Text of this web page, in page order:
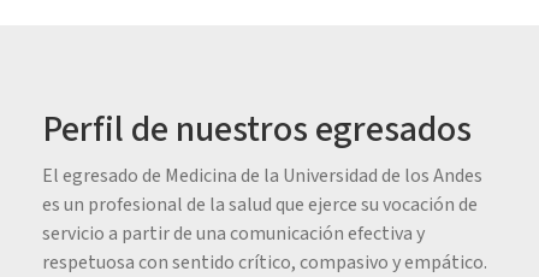
Perfil de nuestros egresados
El egresado de Medicina de la Universidad de los Andes
es un profesional de la salud que ejerce su vocación de
servicio a partir de una comunicación efectiva y
respetuosa con sentido crítico, compasivo y empático.